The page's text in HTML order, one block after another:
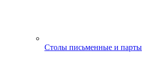
Столы письменные и парты